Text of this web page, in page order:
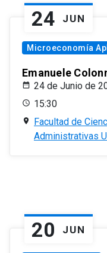
24 JUN
Microeconomía
Emanuele
24 de Junio de
15:30
Facultad de
Administrativas
20 JUN